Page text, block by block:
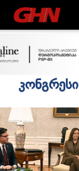
კონგრესი